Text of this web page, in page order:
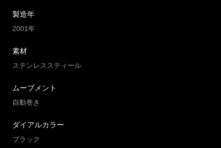
製造年
2001年
素材
ステンレススティール
ムーブメント
自動巻き
ダイアルカラー
ブラック